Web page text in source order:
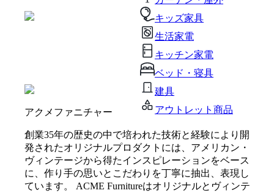
キッズ家具
生活家電
キッチン家電
ベッド・寝具
建具
アウトレット商品
アクメファニチャー
創業35年の歴史の中で培われた技術と経験により開
発されたオリジナルプロダクトには、アメリカン・
ヴィンテージから得たインスピレーションをベース
に、作り手の思いとこだわりを丁寧に抽出、表現し
ています。 ACME Furnitureはオリジナルとヴィンテ